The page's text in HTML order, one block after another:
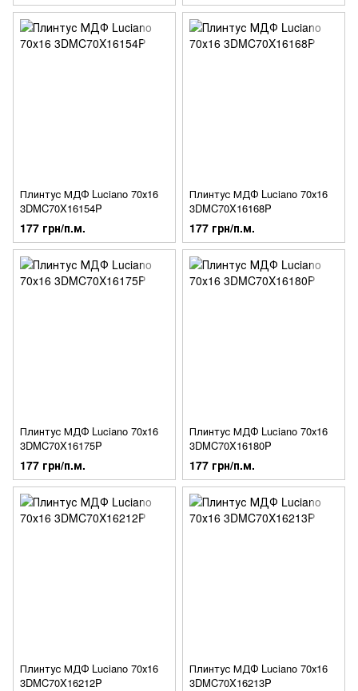
Плинтус МДФ Luciano 70х16
3DMC70X16154P
177 грн/п.м.
Плинтус МДФ Luciano 70х16
3DMC70X16168P
177 грн/п.м.
Плинтус МДФ Luciano 70х16
3DMC70X16175P
177 грн/п.м.
Плинтус МДФ Luciano 70х16
3DMC70X16180P
177 грн/п.м.
Плинтус МДФ Luciano 70х16
3DMC70X16212P
Плинтус МДФ Luciano 70х16
3DMC70X16213P